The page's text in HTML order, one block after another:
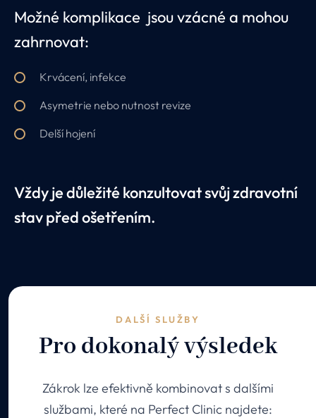
Možné komplikace jsou vzácné a mohou
zahrnovat:
Krvácení, infekce
Asymetrie nebo nutnost revize
Delší hojení
Vždy je důležité konzultovat svůj zdravotní
stav před ošetřením.
DALŠÍ SLUŽBY
Pro dokonalý výsledek
Zákrok lze efektivně kombinovat s dalšími
službami, které na Perfect Clinic najdete: